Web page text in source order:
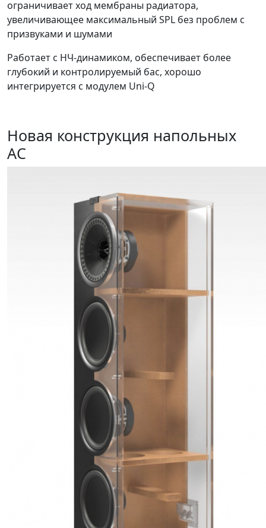
ограничивает ход мембраны радиатора,
увеличивающее максимальный SPL без проблем с
призвуками и шумами
Работает с НЧ-динамиком, обеспечивает более
глубокий и контролируемый бас, хорошо
интегрируется с модулем Uni-Q
Новая конструкция напольных
АС